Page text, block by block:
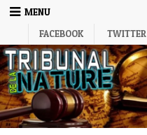
Skip
MENU
FACEBOOK
TWITTER